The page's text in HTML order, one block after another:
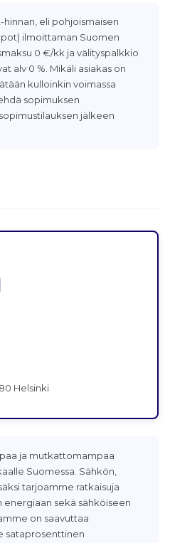
eli pohjoismaisen
ilmoittaman Suomen
0 €/kk ja välityspalkkio
alv 0 %. Mikäli asiakas on
kulloinkin voimassa
sopimuksen
jälkeen
Helsinki
ja mutkattomampaa
Suomessa. Sähkön,
tarjoamme ratkaisuja
energiaan sekä sähköiseen
on saavuttaa
sataprosenttinen